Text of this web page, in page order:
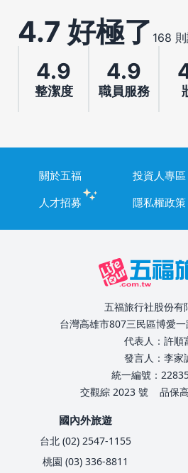
4.7 好極了 168
4.9
整潔度
4.9
職員服務
關於五福 投資人專區
人才招募
隱私權政策
五福旅行社股份有
台灣高雄市807三民區博愛
代表人：許順
發言人：李家
統一編號：
交觀綜 2023 號
品保
國內外旅遊
台北 (02) 2547-1155
桃園 (03) 336-8811